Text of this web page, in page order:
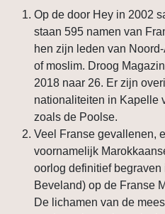
Op de door Hey in 2002
staan 595 namen van
hen zijn leden van
of moslim. Droog
2018 naar 26. Er zijn
nationaliteiten in Kapelle
zoals de Poolse.
Veel Franse gevallenen,
voornamelijk
oorlog definitief
Beveland) op de Franse
De lichamen van de